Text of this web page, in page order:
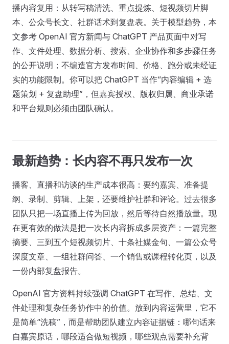
播内容复用：从转写稿清洗、重点提炼、短视频切片脚
本、公众号长文、社群话术到复盘表。关于模型趋势，本
文参考 OpenAI 官方新闻与 ChatGPT 产品页面中对写
作、文件处理、数据分析、搜索、企业协作和多步骤任务
的公开说明；不编造官方发布时间、价格、跑分或未经证
实的功能限制。你可以把 ChatGPT 当作“内容编辑 + 选
题策划 + 复盘助理”，但嘉宾授权、版权归属、商业承诺
和平台规则必须由团队确认。
最新趋势：长内容不再只发布一次
播客、直播和访谈的生产成本很高：要约嘉宾、准备提
纲、录制、剪辑、上架，还要维护社群和评论。过去很多
团队只把一场直播上传为回放，然后等待自然播放量。现
在更有效的做法是把一次长内容拆成多层资产：一篇完整
摘要、三到五个短视频切片、十条社媒金句、一篇公众号
深度文章、一组社群问答、一个销售或课程转化页，以及
一份内部复盘报告。
OpenAI 官方资料持续强调 ChatGPT 在写作、总结、文
件处理和复杂任务协作中的价值。放到内容运营里，它不
是简单“洗稿”，而是帮助团队建立内容证据链：哪句话来
自嘉宾原话，哪段适合做短视频，哪些观点需要补充背